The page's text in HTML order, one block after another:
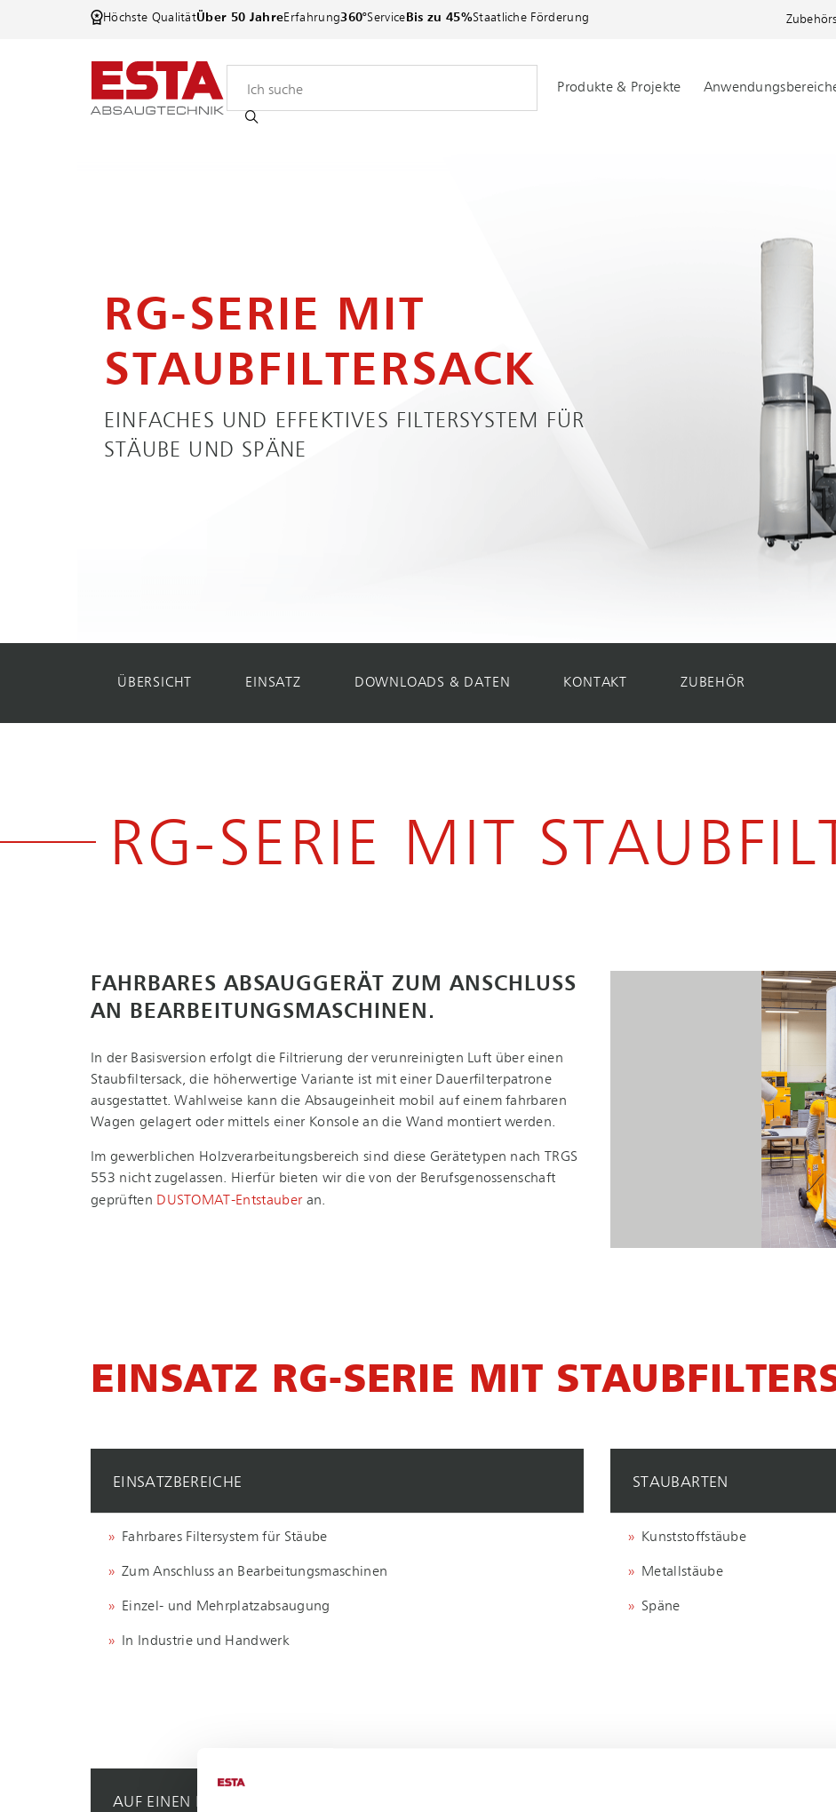
Höchste QualitätÜber 50 JahreErfahrung360°Service Bis zu 45%Staatliche Förderung
Produkte & Projekte
RG-SERIE MIT
STAUBFILTERSACK
EINFACHES UND EFFEKTIVES FILTERSYSTEM FÜR
STÄUBE UND SPÄNE
ÜBERSICHT EINSATZ DOWNLOADS & DATEN KONTAKT ZUBEHÖR
RG-SERIE MIT
FAHRBARES ABSAUGGERÄT ZUM ANSCHLUSS
AN BE­AR­BEI­TUNGS­MA­SCHI­NEN.
In der Basisversion erfolgt die Filtrierung der verunreinigten Luft über einen
Staubfiltersack, die höherwertige Variante ist mit einer Dau­er­fil­ter­pa­tro­ne
ausgestattet. Wahlweise kann die Absaugeinheit mobil auf einem fahrbaren
Wagen gelagert oder mittels einer Konsole an die Wand montiert werden.
Im gewerblichen Holz­ver­ar­bei­tungs­be­reich sind diese Gerätetypen nach TRGS
553 nicht zugelassen. Hierfür bieten wir die von der Be­rufs­ge­nos­sen­schaft
geprüften DUS­TO­MAT-Ent­stau­beran.
EINSATZ RG-SERIE MIT
EINSATZBEREICHE
Fahrbares Filtersystem für Stäube
Zum Anschluss an Be­ar­bei­tungs­ma­schi­nen
Einzel- und Mehr­platz­ab­sau­gung
In Industrie und Handwerk
STAUBARTEN
Kunst­stoff­stäu­be
Metallstäube
Späne
AUF EINEN BLICK